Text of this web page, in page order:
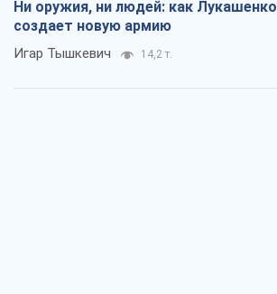
Ни оружия, ни людей: как Лукашенко
создает новую армию
Игар Тышкевич 14,2 т.